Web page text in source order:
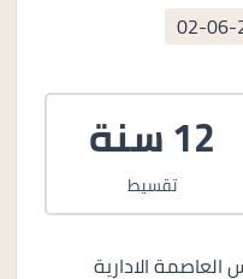
12 سنة
تقسيط
العاصمة الادارية